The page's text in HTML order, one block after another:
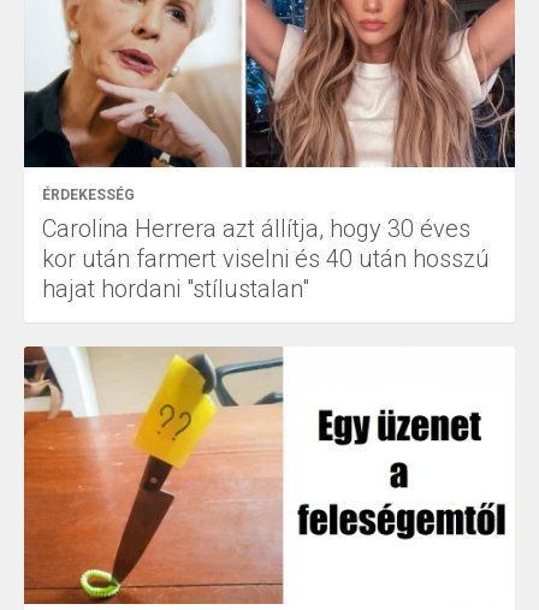
ÉRDEKESSÉG
Carolina Herrera azt állítja, hogy 30 éves
kor után farmert viselni és 40 után hosszú
hajat hordani "stílustalan"